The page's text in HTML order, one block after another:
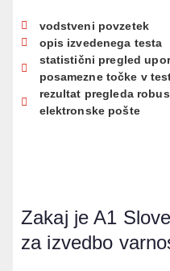
vodstveni povzetek
opis izvedenega testa
statistični pregled
posamezne točke v
rezultat pregleda
elektronske pošte
Zakaj je A1
za izvedbo